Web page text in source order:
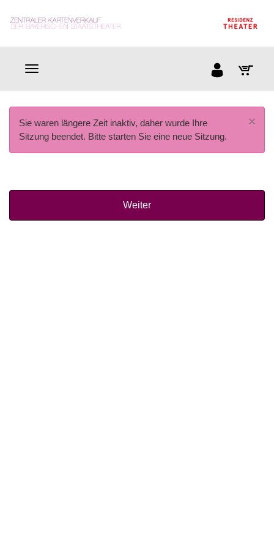
×
Sie waren längere Zeit inaktiv, daher wurde Ihre
Sitzung beendet. Bitte starten Sie eine neue Sitzung.
Weiter